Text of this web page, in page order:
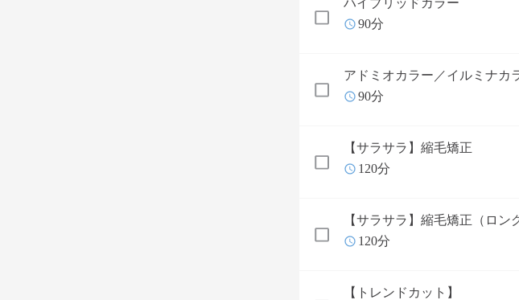
ハイブリッドカラー
90分
アドミオカラー／イルミナカ
90分
【サラサラ】縮毛矯正
120分
【サラサラ】縮毛矯正（ロン
120分
【トレンドカット】